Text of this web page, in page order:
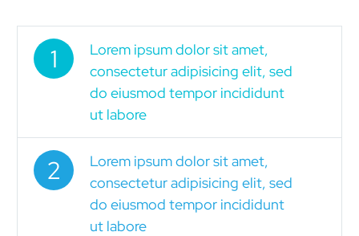
1
Lorem ipsum dolor sit amet,
consectetur adipisicing elit, sed
do eiusmod tempor incididunt
ut labore
2
Lorem ipsum dolor sit amet,
consectetur adipisicing elit, sed
do eiusmod tempor incididunt
ut labore